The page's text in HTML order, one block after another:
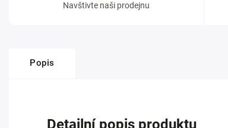
Navštivte naši prodejnu
Popis
Detailní popis produktu